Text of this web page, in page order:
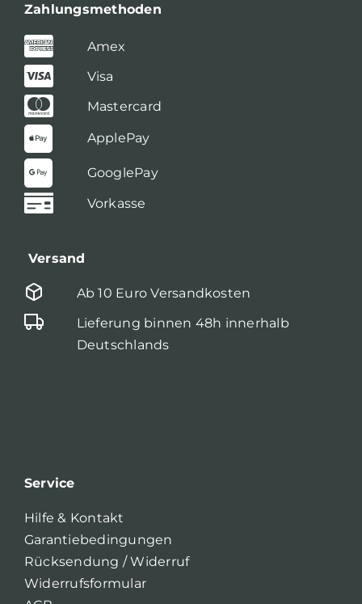
Zahlungsmethoden
Amex
Visa
Mastercard
ApplePay
GooglePay
Vorkasse
Versand
Ab 10 Euro Versandkosten
Lieferung binnen 48h innerhalb
Deutschlands
Service
Hilfe & Kontakt
Garantiebedingungen
Rücksendung / Widerruf
Widerrufsformular